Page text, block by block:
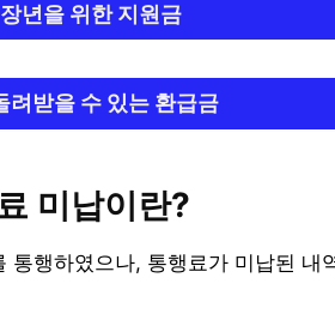
년을 위한 지원금
려받을 수 있는 환급금
미납이란?
통행하였으나, 통행료가 미납된 내